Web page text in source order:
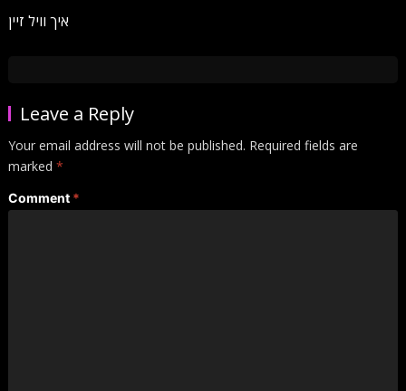
איך וויל זיין
Leave a Reply
Your email address will not be published. Required fields are
marked *
Comment *